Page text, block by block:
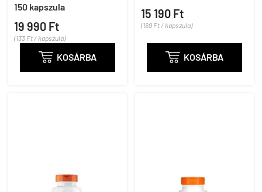
150 kapszula
19 990 Ft
(133 Ft / kapszula)
 KOSÁRBA
15 190 Ft
(169 Ft / kapszula)
 KOSÁRBA